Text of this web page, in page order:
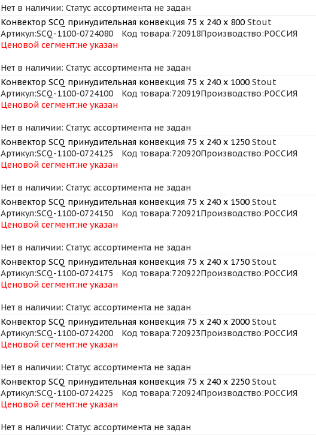
Нет в наличии: Статус ассортимента не задан
Конвектор SCQ принудительная конвекция 75 x 240 x 800Stout
Артикул:SCQ-1100-0724080 Код товара:720918Производство:РОССИЯ
Ценовой сегмент:не указан
Нет в наличии: Статус ассортимента не задан
Конвектор SCQ принудительная конвекция 75 x 240 x 1000Stout
Артикул:SCQ-1100-0724100 Код товара:720919Производство:РОССИЯ
Ценовой сегмент:не указан
Нет в наличии: Статус ассортимента не задан
Конвектор SCQ принудительная конвекция 75 x 240 x 1250Stout
Артикул:SCQ-1100-0724125 Код товара:720920Производство:РОССИЯ
Ценовой сегмент:не указан
Нет в наличии: Статус ассортимента не задан
Конвектор SCQ принудительная конвекция 75 x 240 x 1500Stout
Артикул:SCQ-1100-0724150 Код товара:720921Производство:РОССИЯ
Ценовой сегмент:не указан
Нет в наличии: Статус ассортимента не задан
Конвектор SCQ принудительная конвекция 75 x 240 x 1750Stout
Артикул:SCQ-1100-0724175 Код товара:720922Производство:РОССИЯ
Ценовой сегмент:не указан
Нет в наличии: Статус ассортимента не задан
Конвектор SCQ принудительная конвекция 75 x 240 x 2000Stout
Артикул:SCQ-1100-0724200 Код товара:720923Производство:РОССИЯ
Ценовой сегмент:не указан
Нет в наличии: Статус ассортимента не задан
Конвектор SCQ принудительная конвекция 75 x 240 x 2250Stout
Артикул:SCQ-1100-0724225 Код товара:720924Производство:РОССИЯ
Ценовой сегмент:не указан
Нет в наличии: Статус ассортимента не задан